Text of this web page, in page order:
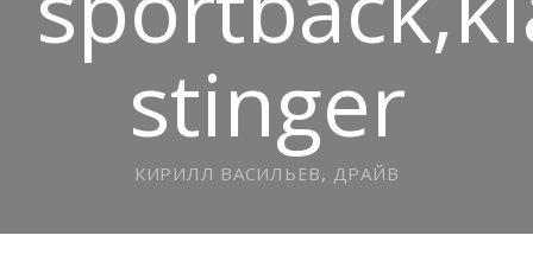
stinger
КИРИЛЛ ВАСИЛЬЕВ, ДРАЙВ